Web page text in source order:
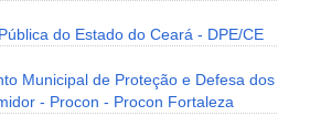
do Estado do Ceará - DPE/CE
Municipal de Proteção e Defesa dos
- Procon - Procon Fortaleza